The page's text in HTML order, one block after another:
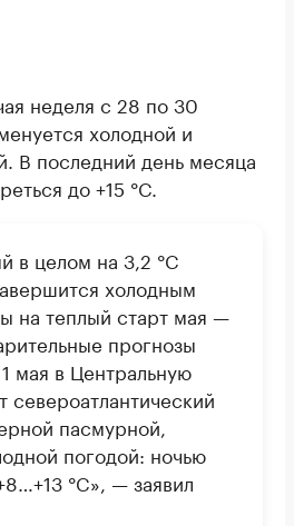
неделя с 28 по 30
холодной и
В последний день месяца
до +15 °C.
в целом на 3,2 °C
холодным
на теплый старт мая —
прогнозы
мая в Центральную
североатлантический
пасмурной,
погодой: ночью
°C», — заявил